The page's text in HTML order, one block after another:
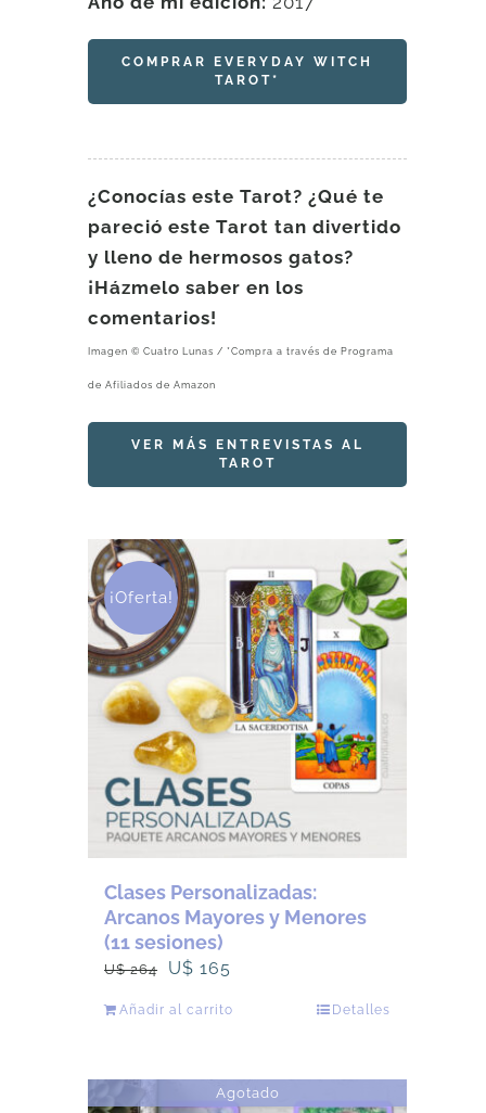
COMPRAR EVERYDAY WITCH
TAROT*
¿Conocías este Tarot? ¿Qué te
pareció este Tarot tan divertido
y lleno de hermosos gatos?
¡Házmelo saber en los
comentarios!
Imagen © Cuatro Lunas / *Compra a través de Programa
de Afiliados de Amazon
VER MÁS ENTREVISTAS AL
TAROT
¡Oferta!
Clases Personalizadas:
Arcanos Mayores y Menores
(11 sesiones)
U$264
El
U$
264.
U$165
U$
165.
Añadir al carrito Detalles
Agotado